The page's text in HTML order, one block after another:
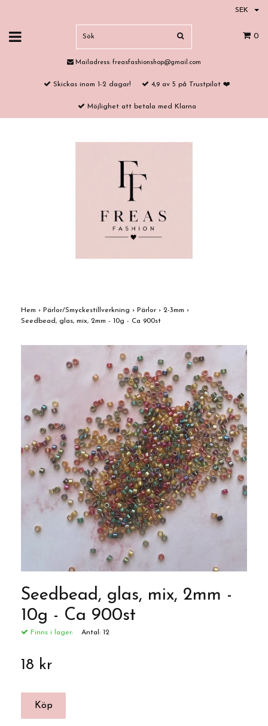
SEK
0
Mailadress: freasfashionshop@gmail.com
Skickas inom 1-2 dagar! 4,9 av 5 på Trustpilot ❤️
Möjlighet att betala med Klarna
Hem › Pärlor/Smyckestillverkning › Pärlor › 2-3mm ›
Seedbead, glas, mix, 2mm - 10g - Ca 900st
Seedbead, glas, mix, 2mm -
10g - Ca 900st
Finns i lager: Antal: 12
18 kr